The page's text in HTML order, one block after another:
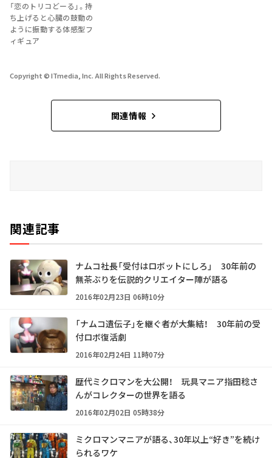
「恋のトリコどーる」。持
ち上げると心臓の鼓動の
ように振動する体感型フ
ィギュア
Copyright © ITmedia, Inc. All Rights Reserved.
関連情報
関連記事
ナムコ社長「受付はロボットにしろ」 30年前の
無茶ぶりを伝説的クリエイター陣が語る
2016年02月23日 06時10分
「ナムコ遺伝子」を継ぐ者が大集結！ 30年前の受
付ロボ復活劇
2016年02月24日 11時07分
歴代ミクロマンを大公開！ 玩具マニア指田稔さ
んがコレクターの世界を語る
2016年02月02日 05時38分
ミクロマンマニアが語る、30年以上“好き”を続け
られるワケ